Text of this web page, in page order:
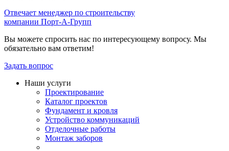
Отвечает менеджер по строительству
компании Порт-А-Групп
Вы можете спросить нас по интересующему вопросу. Мы
обязательно вам ответим!
Задать вопрос
Наши услуги
Проектирование
Каталог проектов
Фундамент и кровля
Устройство коммуникаций
Отделочные работы
Монтаж заборов